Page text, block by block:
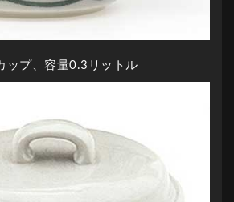
ップ、容量0.3リットル